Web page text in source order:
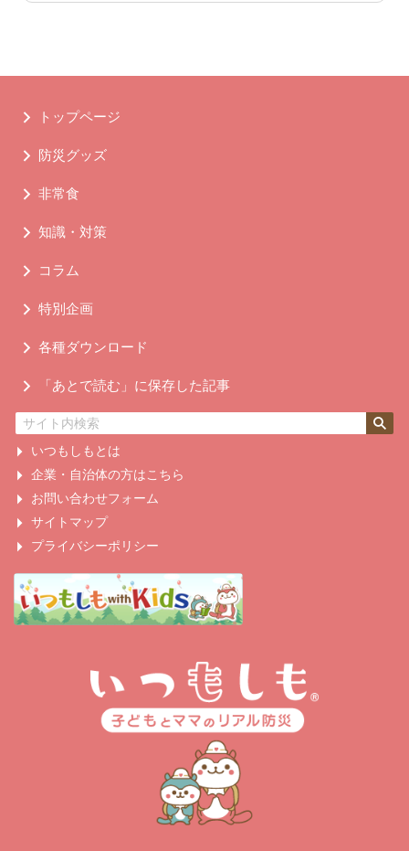
トップページ
防災グッズ
非常食
知識・対策
コラム
特別企画
各種ダウンロード
「あとで読む」に保存した記事
いつもしもとは
企業・自治体の方はこちら
お問い合わせフォーム
サイトマップ
プライバシーポリシー